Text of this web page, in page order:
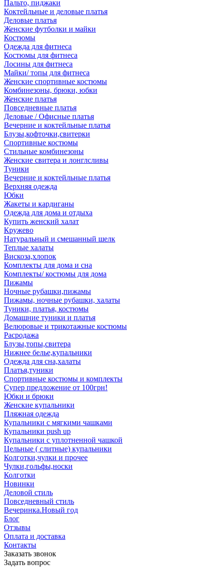
Пальто, пиджаки
Коктейльные и деловые платья
Деловые платья
Женские футболки и майки
Костюмы
Одежда для фитнеса
Костюмы для фитнеса
Лосины для фитнеса
Майки/ топы для фитнеса
Женские спортивные костюмы
Комбинезоны, брюки, юбки
Женские платья
Повседневные платья
Деловые / Офисные платья
Вечерние и коктейльные платья
Блузы,кофточки,свитерки
Спортивные костюмы
Стильные комбинезоны
Женские свитера и лонглсливы
Туники
Вечерние и коктейльные платья
Верхняя одежда
Юбки
Жакеты и кардиганы
Одежда для дома и отдыха
Купить женский халат
Кружево
Натуральный и смешанный шелк
Теплые халаты
Вискоза,хлопок
Комплекты для дома и сна
Комплекты/ костюмы для дома
Пижамы
Ночные рубашки,пижамы
Пижамы, ночные рубашки, халаты
Туники, платья, костюмы
Домашние туники и платья
Велюровые и трикотажные костюмы
Расродажа
Блузы,топы,свитера
Нижнее белье,купальники
Одежда для сна,халаты
Платья,туники
Спортивные костюмы и комплекты
Супер предложение от 100грн!
Юбки и брюки
Женские купальники
Пляжная одежда
Купальники с мягкими чашками
Купальники push up
Купальники с уплотненной чашкой
Цельные ( слитные) купальники
Колготки,чулки и прочее
Чулки,гольфы,носки
Колготки
Новинки
Деловой стиль
Повседневный стиль
Вечеринка.Новый год
Блог
Отзывы
Оплата и доставка
Контакты
Заказать звонок
Задать вопрос